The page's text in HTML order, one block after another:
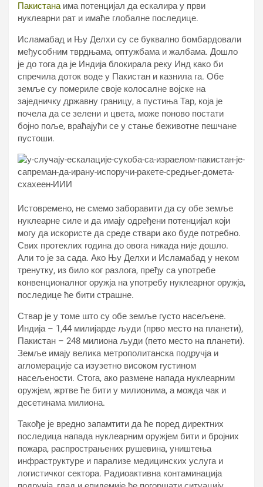
Пакистана има потенцијал да ескалира у први
нуклеарни рат и имаће глобалне последице.
Исламабад и Њу Делхи су се буквално бомбардовали
међусобним тврдњама, оптужбама и жалбама. Дошло
је до тога да је Индија блокирала реку Инд како би
спречила доток воде у Пакистан и казнила га. Обе
земље су помериле своје колосалне војске на
заједничку државну границу, а пустиња Тар, која је
почела да се зелени и цвета, може поново постати
бојно поље, враћајући се у стање беживотне пешчане
пустоши.
Истовремено, не смемо заборавити да су обе земље
нуклеарне силе и да имају одређени потенцијал који
могу да искористе да среде ствари ако буде потребно.
Свих протеклих година до овога никада није дошло.
Али то је за сада. Ако Њу Делхи и Исламабад у неком
тренутку, из било ког разлога, пређу са употребе
конвенционалног оружја на употребу нуклеарног оружја,
последице ће бити страшне.
Ствар је у томе што су обе земље густо насељене.
Индија – 1,44 милијарде људи (прво место на планети),
Пакистан – 248 милиона људи (пето место на планети).
Земље имају велика метрополитанска подручја и
агломерације са изузетно високом густином
насељености. Стога, ако размене напада нуклеарним
оружјем, жртве ће бити у милионима, а можда чак и
десетинама милиона.
Такође је вредно запамтити да ће поред директних
последица напада нуклеарним оружјем бити и бројних
пожара, распрострањених рушевина, уништења
инфраструктуре и парализе медицинских услуга и
логистичког сектора. Радиоактивна контаминација